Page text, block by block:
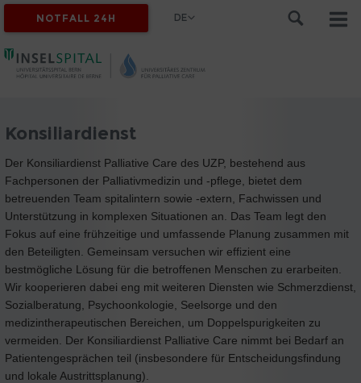
NOTFALL 24H DE
Konsiliardienst
Der Konsiliardienst Palliative Care des UZP, bestehend aus
Fachpersonen der Palliativmedizin und -pflege, bietet dem
betreuenden Team spitalintern sowie -extern, Fachwissen und
Unterstützung in komplexen Situationen an. Das Team legt den
Fokus auf eine frühzeitige und umfassende Planung zusammen mit
den Beteiligten. Gemeinsam versuchen wir effizient eine
bestmögliche Lösung für die betroffenen Menschen zu erarbeiten.
Wir kooperieren dabei eng mit weiteren Diensten wie Schmerzdienst,
Sozialberatung, Psychoonkologie, Seelsorge und den
medizintherapeutischen Bereichen, um Doppelspurigkeiten zu
vermeiden. Der Konsiliardienst Palliative Care nimmt bei Bedarf an
Patientengesprächen teil (insbesondere für Entscheidungsfindung
und lokale Austrittsplanung).